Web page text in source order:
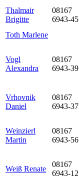
Thalmair
Brigitte
08167
6943-45
Toth Marlene
Vogl
Alexandra
08167
6943-39
Vrhovnik
Daniel
08167
6943-37
Weinzierl
Martin
08167
6943-56
Weiß Renate
08167
6943-12